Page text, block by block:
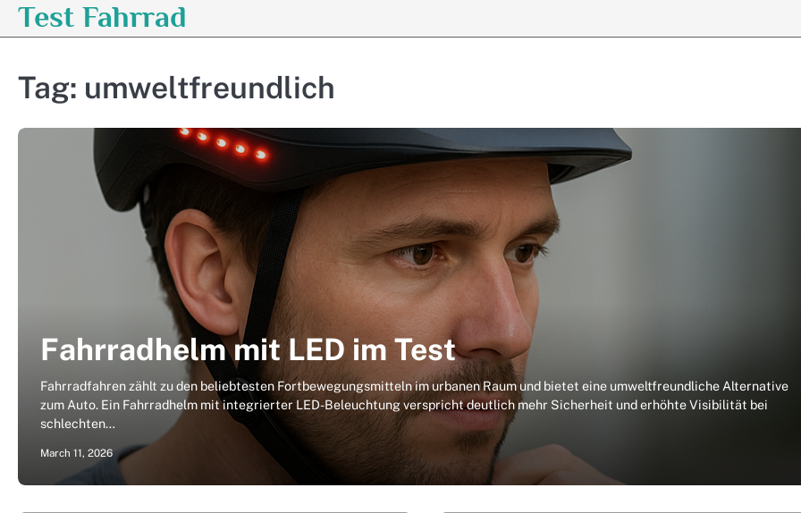
SkipTest Fahrrad
Tag: umweltfreundlich
Fahrradhelm mit LED im Test
Fahrradfahren zählt zu den beliebtesten Fortbewegungsmitteln im urbanen Raum und bietet eine umweltfreundliche Alternative
zum Auto. Ein Fahrradhelm mit integrierter LED-Beleuchtung verspricht deutlich mehr Sicherheit und erhöhte Visibilität bei
schlechten…
March 11, 2026